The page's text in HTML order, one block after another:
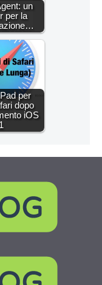
un
per la
per
dopo
iOS